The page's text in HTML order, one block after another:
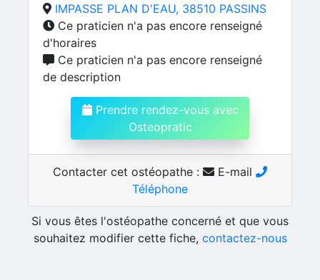
IMPASSE PLAN D'EAU, 38510 PASSINS
Ce praticien n'a pas encore renseigné
d'horaires
Ce praticien n'a pas encore renseigné
de description
Prendre rendez-vous avec
Osteopratic
Contacter cet ostéopathe :
E-mail
Téléphone
Si vous êtes l'ostéopathe concerné et que vous
souhaitez modifier cette fiche, contactez-nous